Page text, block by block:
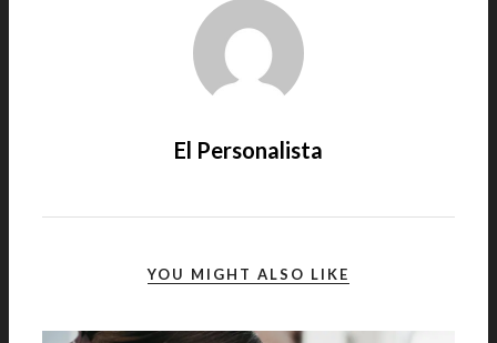
El Personalista
YOU MIGHT ALSO LIKE